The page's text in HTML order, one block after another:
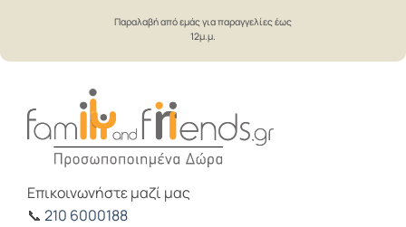
Παραλαβή από εμάς για παραγγελίες έως
12μ.μ.
Επικοινωνήστε μαζί μας
📞 210 6000188